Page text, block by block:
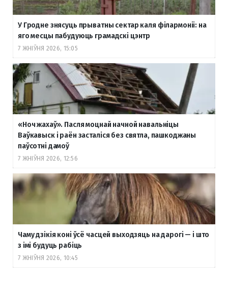
У Гродне знясуць прыватны сектар каля філармоніі: на
яго месцы пабудуюць грамадскі цэнтр
7 ЖНІЎНЯ 2026, 15:05
«Ноч жахаў». Пасля моцнай начной навальніцы
Ваўкавыск і раён засталіся без святла, пашкоджаны
паўсотні дамоў
7 ЖНІЎНЯ 2026, 12:56
Чаму дзікія коні ўсё часцей выходзяць на дарогі — і што
з імі будуць рабіць
7 ЖНІЎНЯ 2026, 10:45